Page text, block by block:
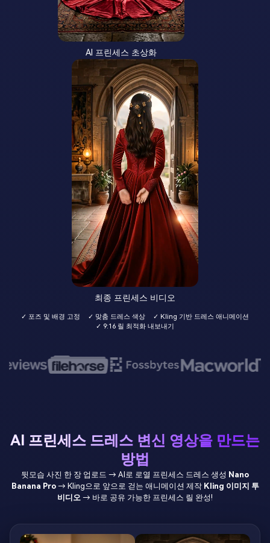
AI 프린세스 초상화
최종 프린세스 비디오
✓ 포즈 및 배경 고정 ✓ 맞춤 드레스 색상
✓ Kling 기반 드레스 애니메이션
✓ 9:16 릴 최적화 내보내기
AI 프린세스 드레스 변신 영상을 만드는
방법
뒷모습 사진 한 장 업로드 → AI로 로열 프린세스 드레스 생성 Nano
Banana Pro→ Kling으로 앞으로 걷는 애니메이션 제작 Kling 이미지 투
비디오 → 바로 공유 가능한 프린세스 릴 완성!